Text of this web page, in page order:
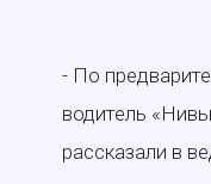
- По
водитель
рассказали в